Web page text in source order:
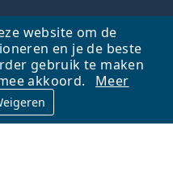
website om de
en je de beste
gebruik te maken
akkoord.
Meer
Ga omhoog
beheerd door Lentiamo s.r.o.,
jaar voor jou.